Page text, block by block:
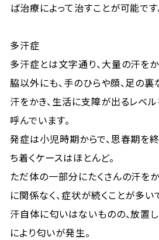
ば治療によって治すことが可能です
多汗症
多汗症とは文字通り、大量の汗をか
脇以外にも、手のひらや顔、足の
汗をかき、生活に支障が出るレベ
呼んでいます。
発症は小児時期からで、思春期を
ち着くケースはほとんど。
ただ体の一部分にたくさんの汗を
に関係なく、症状が続くことが多い
汗自体に匂いはないものの、放置
により匂いが発生。